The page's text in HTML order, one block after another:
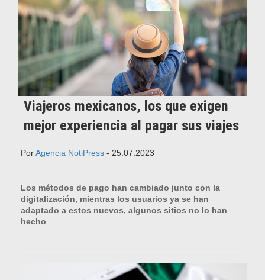
Viajeros mexicanos, los que exigen
mejor experiencia al pagar sus viajes
PorAgencia NotiPress - 25.07.2023
Los métodos de pago han cambiado junto con la
digitalización, mientras los usuarios ya se han
adaptado a estos nuevos, algunos sitios no lo han
hecho